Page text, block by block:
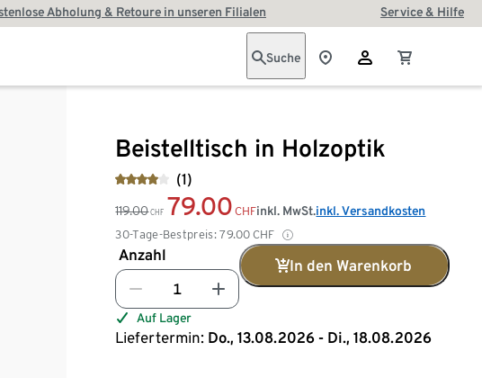
Abholung & Retoure in unseren Filialen Service & Hilfe
Suche
Beistelltisch in Holzoptik
(1)
119.00 CHF 79.00 CHF
30-Tage-Bestpreis: 79.00 CHF
inkl. MwSt.inkl. Versandkosten
Anzahl
In den Warenkorb
Auf Lager
Liefertermin: Do., 13.08.2026 - Di., 18.08.2026